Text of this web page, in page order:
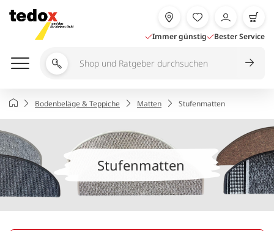
Inhalt
springen
Immer günstig Bester Service
Shop
durchsuchen
StartseiteBodenbeläge & Teppiche Matten Stufenmatten
Stufenmatten